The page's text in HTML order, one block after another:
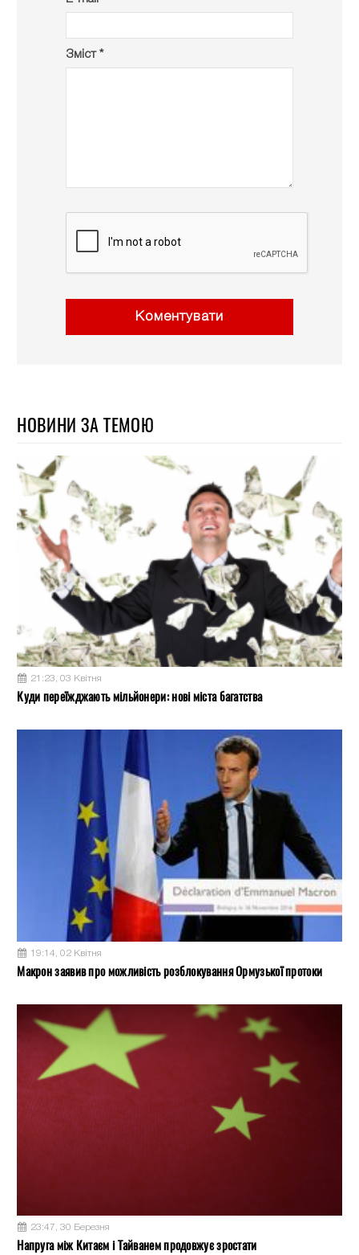
Зміст *
Коментувати
НОВИНИ ЗА ТЕМОЮ
21:23, 03 Квітня
Куди переїжджають мільйонери: нові міста багатства
19:14, 02 Квітня
Макрон заявив про можливість розблокування Ормузької протоки
23:47, 30 Березня
Напруга між Китаєм і Тайванем продовжує зростати